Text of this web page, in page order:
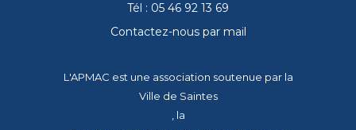
Tél : 05 46 92 13 69
Contactez-nous par mail
L'APMAC est une association soutenue par la
Ville de Saintes
, la